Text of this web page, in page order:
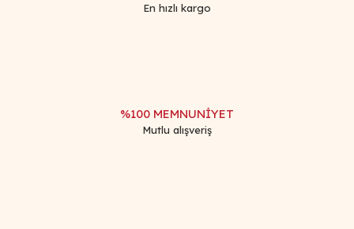
En hızlı kargo
%100 MEMNUNİYET
Mutlu alışveriş